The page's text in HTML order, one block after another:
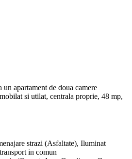
apartament de doua camere
si utilat, centrala proprie, 48 mp,
strazi (Asfaltate), Iluminat
in comun